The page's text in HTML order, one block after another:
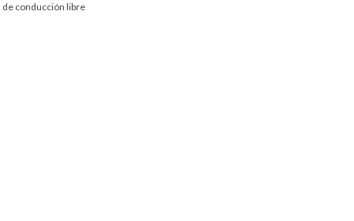
de conducción libre